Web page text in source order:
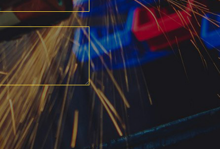
Коллекция "Камень
скалистый Эко"